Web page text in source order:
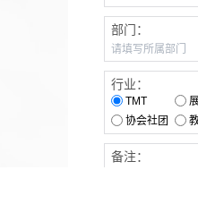
部门：
行业：
TMT
协会社团
备注：